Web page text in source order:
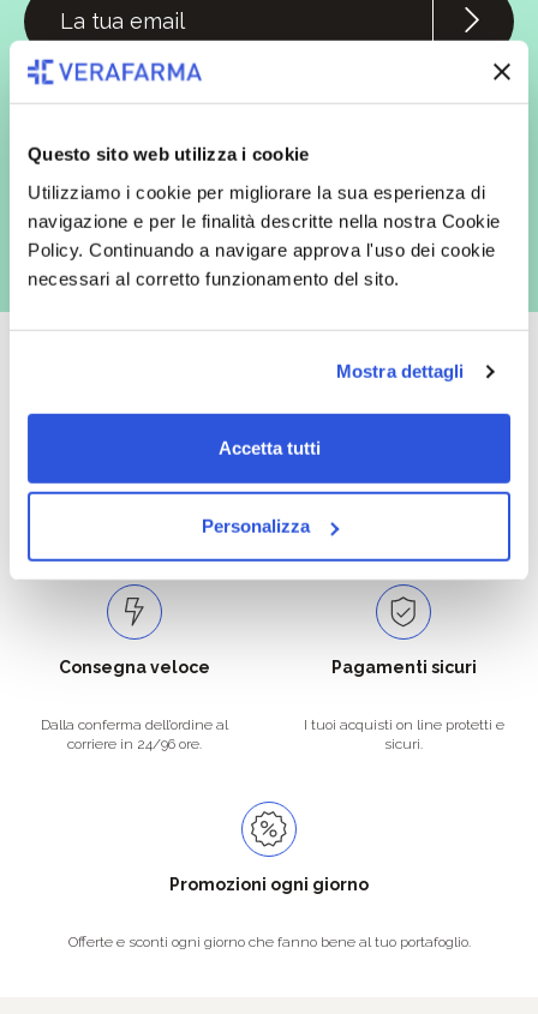
Questo sito web utilizza i cookie
Utilizziamo i cookie per migliorare la sua esperienza di
navigazione e per le finalità descritte nella nostra Cookie
Policy. Continuando a navigare approva l'uso dei cookie
necessari al corretto funzionamento del sito.
Mostra dettagli
Accetta tutti
Personalizza
In qualità di interessato, avendo letto l’informativa
redatta ai sensi del Regolamento EU 2016/679, acconsento
espressamente al trattamento dei miei dati personali per finalità
marketing (con modalità telematiche - quali ad es. newsletter ed e-mail
con inviti e comunicazioni commerciali - e modalità tradizionali, quali ad
es. posta cartacea)
Catalogo prodotti ampio e completo
Con un acquisto minimo di 29.90 €
Spedizioni in tutta Europa a 20€.
Consegna veloce
Dalla conferma dell’ordine al
corriere in 24/96 ore.
Pagamenti sicuri
I tuoi acquisti on line protetti e
sicuri.
Promozioni ogni giorno
Offerte e sconti ogni giorno che fanno bene al tuo portafoglio.